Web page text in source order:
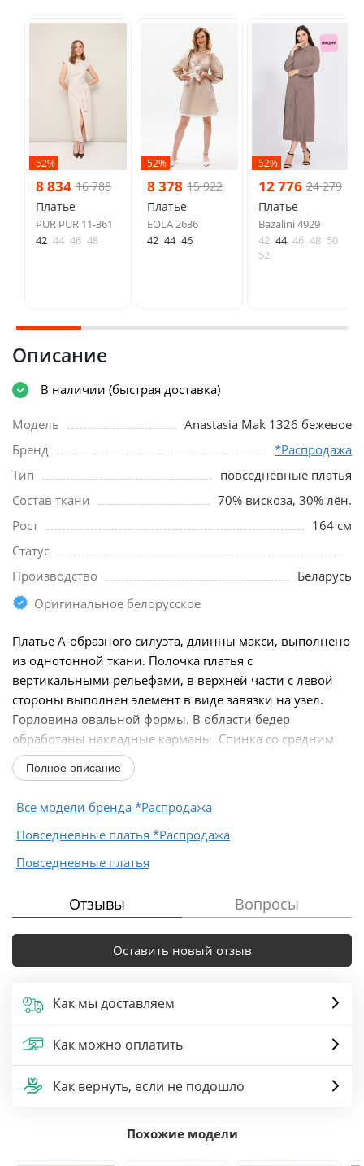
-52%
8 834 16 788
Платье
PUR PUR 11-361
42 44 46 48
-52%
8 378 15 922
Платье
EOLA 2636
42 44 46
-52%
12 776 24 279
Платье
Bazalini 4929
42 44 46 48 50
52
Описание
В наличии (быстрая доставка)
Модель
Anastasia Mak 1326 бежевое
Бренд
*Распродажа
Тип
повседневные платья
Состав ткани
70% вискоза, 30% лён.
Рост
164 см
Статус
Производство
Беларусь
Оригинальное белорусское
Платье А-образного силуэта, длинны макси, выполнено
из однотонной ткани. Полочка платья с
вертикальными рельефами, в верхней части с левой
стороны выполнен элемент в виде завязки на узел.
Горловина овальной формы. В области бедер
обработаны накладные карманы. Спинка со средним
швом. Рукав...
Полное описание
Все модели бренда *Распродажа
Повседневные платья *Распродажа
Повседневные платья
Отзывы Вопросы
Оставить новый отзыв
Как мы доставляем
Как можно оплатить
Как вернуть, если не подошло
Похожие модели